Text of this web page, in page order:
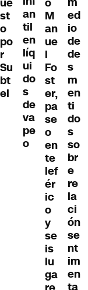
st
o
po
r
Su
bt
el
an
til
en
líq
ui
do
s
de
va
pe
o
M
an
ue
l
Fo
st
er,
pa
se
o
en
te
lef
ér
ic
o
y
se
is
lu
ga
ed
io
de
de
s
m
en
ti
do
s
so
br
e
re
la
ci
ón
se
nt
im
en
ta